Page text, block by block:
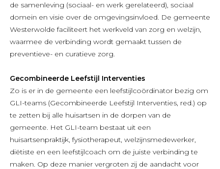
de samenleving (sociaal- en werk gerelateerd), sociaal
domein en visie over de omgevingsinvloed. De gemeente
Westerwolde faciliteert het werkveld van zorg en welzijn,
waarmee de verbinding wordt gemaakt tussen de
preventieve- en curatieve zorg.
Gecombineerde Leefstijl Interventies
Zo is er in de gemeente een leefstijlcoördinator bezig om
GLI-teams (Gecombineerde Leefstijl Interventies, red.) op
te zetten bij alle huisartsen in de dorpen van de
gemeente. Het GLI-team bestaat uit een
huisartsenpraktijk, fysiotherapeut, welzijnsmedewerker,
diëtiste en een leefstijlcoach om de juiste verbinding te
maken. Op deze manier vergroten zij de aandacht voor